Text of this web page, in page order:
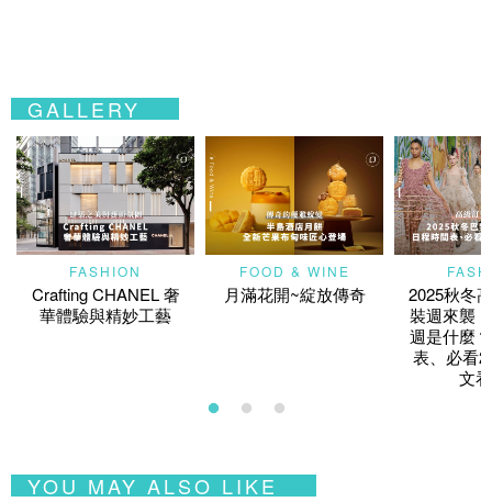
GALLERY
FASHION
Crafting CHANEL 奢
華體驗與精妙工藝
FOOD & WINE
月滿花開~綻放傳奇
2025秋冬
裝週來襲
週是什麼
表、必看
文
YOU MAY ALSO LIKE